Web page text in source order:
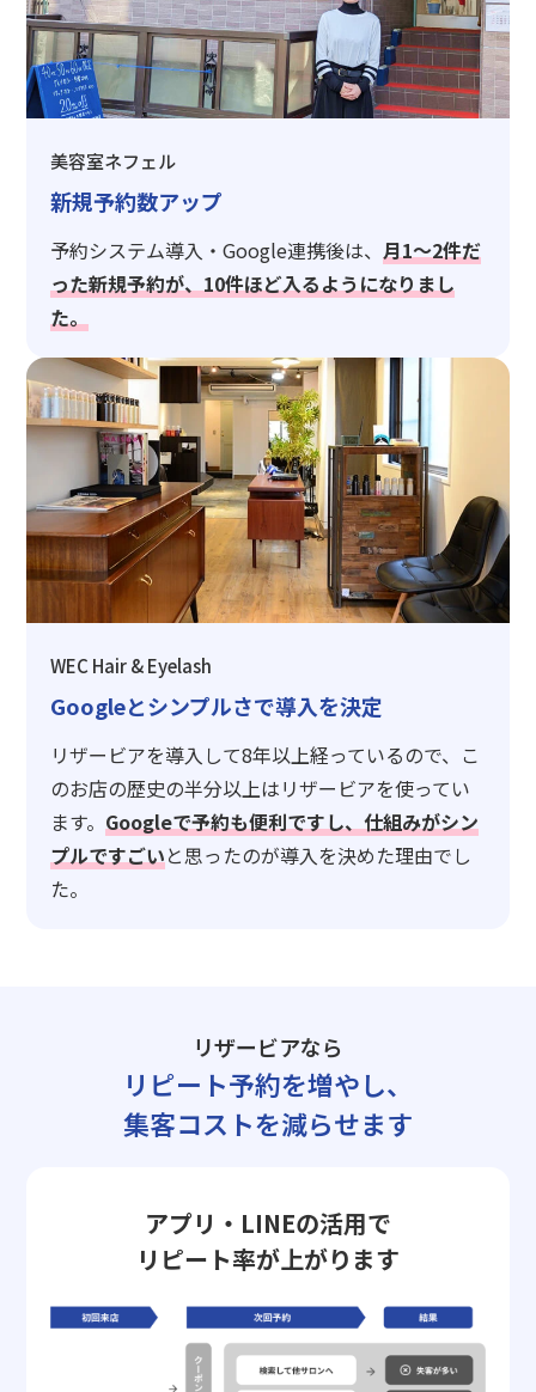
美容室ネフェル
新規予約数アップ
予約システム導入・Google連携後は、 月1〜2件だ
った新規予約が、10件ほど入るようになりまし
た。
WEC Hair & Eyelash
Googleとシンプルさで導入を決定
リザービアを導入して8年以上経っているので、こ
のお店の歴史の半分以上はリザービアを使ってい
ます。Googleで予約も便利ですし、仕組みがシン
プルですごいと思ったのが導入を決めた理由でし
た。
リザービアなら
リピート予約を増やし、
集客コストを減らせます
アプリ・LINEの活用で
リピート率が上がります